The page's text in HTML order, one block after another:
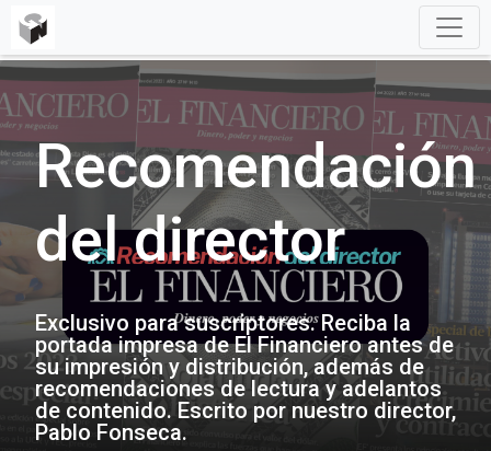
Recomendación
del director
Exclusivo para suscriptores. Reciba la
portada impresa de El Financiero antes de
su impresión y distribución, además de
recomendaciones de lectura y adelantos
de contenido. Escrito por nuestro director,
Pablo Fonseca.